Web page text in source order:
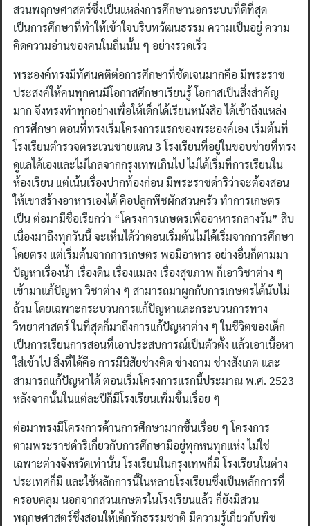
Search
for:
สวนพฤกษศาสตร์ซึ่งเป็นแหล่งการศึกษานอกระบบที่ดีที่สุด
เป็นการศึกษาที่ทำให้เข้าใจบริบทวัฒนธรรม ความเป็นอยู่ ความ
คิดความอ่านของคนในถิ่นนั้น ๆ อย่างรวดเร็ว
พระองค์ทรงมีทัศนคติต่อการศึกษาที่ชัดเจนมากคือ มีพระราช
ประสงค์ให้คนทุกคนมีโอกาสศึกษาเรียนรู้ โอกาสเป็นสิ่งสำคัญ
มาก จึงทรงทำทุกอย่างเพื่อให้เด็กได้เรียนหนังสือ ได้เข้าถึงแหล่ง
การศึกษา ตอนที่ทรงเริ่มโครงการแรกของพระองค์เอง เริ่มต้นที่
โรงเรียนตำรวจตระเวนชายแดน 3 โรงเรียนที่อยู่ในขอบข่ายที่ทรง
ดูแลได้เองและไม่ไกลจากกรุงเทพเกินไป ไม่ได้เริ่มที่การเรียนใน
ห้องเรียน แต่เน้นเรื่องปากท้องก่อน มีพระราชดำริว่าจะต้องสอน
ให้เขาสร้างอาหารเองได้ คือปลูกพืชผักสวนครัว ทำการเกษตร
เป็น ต่อมามีชื่อเรียกว่า “โครงการเกษตรเพื่ออาหารกลางวัน” สืบ
เนื่องมาถึงทุกวันนี้ จะเห็นได้ว่าตอนเริ่มต้นไม่ได้เริ่มจากการศึกษา
โดยตรง แต่เริ่มต้นจากการเกษตร พอมีอาหาร อย่างอื่นก็ตามมา
ปัญหาเรื่องน้ำ เรื่องดิน เรื่องแมลง เรื่องสุขภาพ ก็เอาวิชาต่าง ๆ
เข้ามาแก้ปัญหา วิชาต่าง ๆ สามารถมาผูกกับการเกษตรได้นับไม่
ถ้วน โดยเฉพาะกระบวนการแก้ปัญหาและกระบวนการทาง
วิทยาศาสตร์ ในที่สุดก็มาถึงการแก้ปัญหาต่าง ๆ ในชีวิตของเด็ก
เป็นการเรียนการสอนที่เอาประสบการณ์เป็นตัวตั้ง แล้วเอาเนื้อหา
ใส่เข้าไป สิ่งที่ได้คือ การมีนิสัยช่างคิด ช่างถาม ช่างสังเกต และ
สามารถแก้ปัญหาได้ ตอนเริ่มโครงการแรกนี้ประมาณ พ.ศ. 2523
หลังจากนั้นในแต่ละปีก็มีโรงเรียนเพิ่มขึ้นเรื่อย ๆ
ต่อมาทรงมีโครงการด้านการศึกษามากขึ้นเรื่อย ๆ โครงการ
ตามพระราชดำริเกี่ยวกับการศึกษามีอยู่ทุกหนทุกแห่ง ไม่ใช่
เฉพาะต่างจังหวัดเท่านั้น โรงเรียนในกรุงเทพก็มี โรงเรียนในต่าง
ประเทศก็มี และใช้หลักการนี้ในหลายโรงเรียนซึ่งเป็นหลักการที่
ครอบคลุม นอกจากสวนเกษตรในโรงเรียนแล้ว ก็ยังมีสวน
พฤกษศาสตร์ซึ่งสอนให้เด็กรักธรรมชาติ มีความรู้เกี่ยวกับพืช